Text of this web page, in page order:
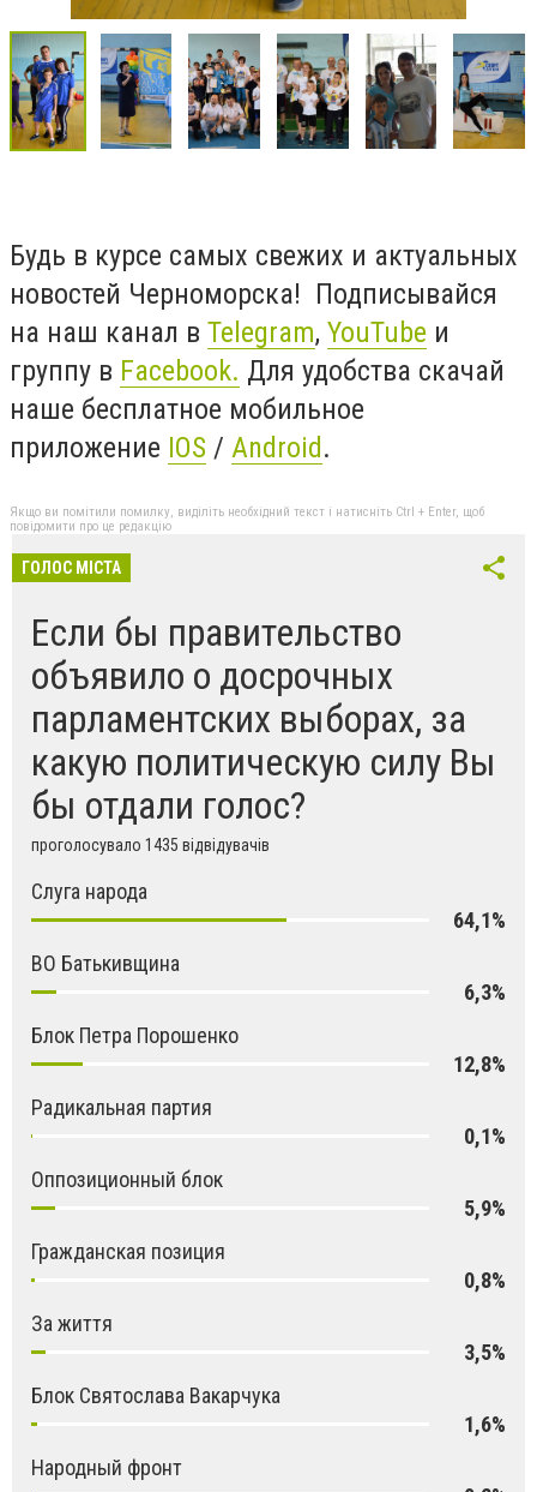
Будь в курсе самых свежих и актуальных
новостей Черноморска! Подписывайся
на наш канал в Telegram, YouTube и
группу в Facebook. Для удобства скачай
наше бесплатное мобильное
приложение IOS / Android.
Якщо ви помітили помилку, виділіть необхідний текст і натисніть Ctrl + Enter, щоб
повідомити про це редакцію
ГОЛОС МІСТА
Если бы правительство
объявило о досрочных
парламентских выборах, за
какую политическую силу Вы
бы отдали голос?
проголосувало 1435 відвідувачів
Слуга народа
64,1%
ВО Батькивщина
6,3%
Блок Петра Порошенко
12,8%
Радикальная партия
0,1%
Оппозиционный блок
5,9%
Гражданская позиция
0,8%
За життя
3,5%
Блок Святослава Вакарчука
1,6%
Народный фронт